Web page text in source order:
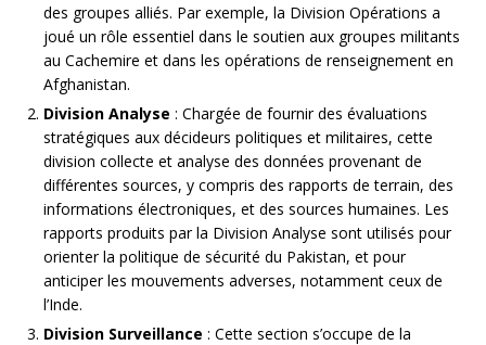
des groupes alliés. Par exemple, la Division Opérations a
joué un rôle essentiel dans le soutien aux groupes militants
au Cachemire et dans les opérations de renseignement en
Afghanistan.
Division Analyse : Chargée de fournir des évaluations
stratégiques aux décideurs politiques et militaires, cette
division collecte et analyse des données provenant de
différentes sources, y compris des rapports de terrain, des
informations électroniques, et des sources humaines. Les
rapports produits par la Division Analyse sont utilisés pour
orienter la politique de sécurité du Pakistan, et pour
anticiper les mouvements adverses, notamment ceux de
l’Inde.
Division Surveillance : Cette section s’occupe de la